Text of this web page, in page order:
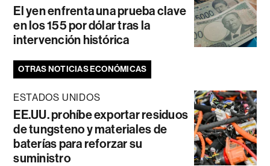
El yen enfrenta una prueba clave
en los 155 por dólar tras la
intervención histórica
OTRAS NOTICIAS ECONÓMICAS
ESTADOS UNIDOS
EE.UU. prohíbe exportar residuos
de tungsteno y materiales de
baterías para reforzar su
suministro